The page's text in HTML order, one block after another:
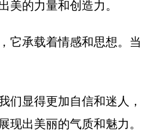
美的力量和创造力。
它承载着情感和思想。当
们显得更加自信和迷人，
出美丽的气质和魅力。